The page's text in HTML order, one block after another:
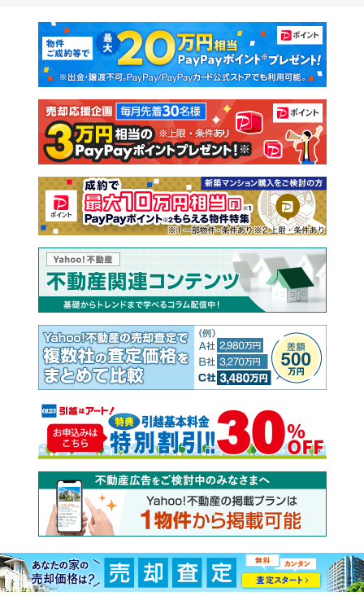
新築マンション 中古マンション
新築一戸建て 中古一戸建て
注文住宅 土地
売却査定
マンションカタログ 教えて！住まいの先生